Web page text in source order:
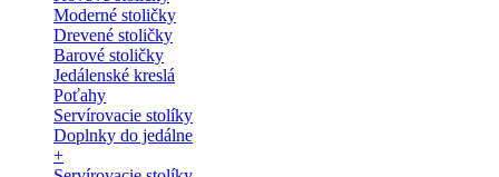
Moderné stoličky
Drevené stoličky
Barové stoličky
Jedálenské kreslá
Poťahy
Servírovacie stolíky
Doplnky do jedálne
+